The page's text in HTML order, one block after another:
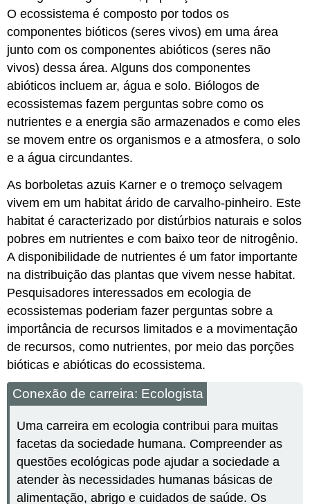
O ecossistema é composto por todos os
componentes bióticos (seres vivos) em uma área
junto com os componentesabióticos (seres não
vivos) dessa área. Alguns dos componentes
abióticos incluem ar, água e solo. Biólogos de
ecossistemas fazem perguntas sobre como os
nutrientes e a energia são armazenados e como eles
se movem entre os organismos e a atmosfera, o solo
e a água circundantes.
As borboletas azuis Karner e o tremoço selvagem
vivem em um habitat árido de carvalho-pinheiro. Este
habitat é caracterizado por distúrbios naturais e solos
pobres em nutrientes e com baixo teor de nitrogênio.
A disponibilidade de nutrientes é um fator importante
na distribuição das plantas que vivem nesse habitat.
Pesquisadores interessados em ecologia de
ecossistemas poderiam fazer perguntas sobre a
importância de recursos limitados e a movimentação
de recursos, como nutrientes, por meio das porções
bióticas e abióticas do ecossistema.
Conexão de carreira: Ecologista
Uma carreira em ecologia contribui para muitas
facetas da sociedade humana. Compreender as
questões ecológicas pode ajudar a sociedade a
atender às necessidades humanas básicas de
alimentação, abrigo e cuidados de saúde. Os